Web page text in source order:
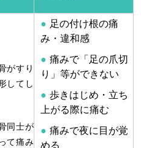
がすり
してし
同士が
て痛み
足の付け根の痛
み・違和感
痛みで「足の爪切
り」等ができない
歩きはじめ・立ち
上がる際に痛む
痛みで夜に目が覚
める